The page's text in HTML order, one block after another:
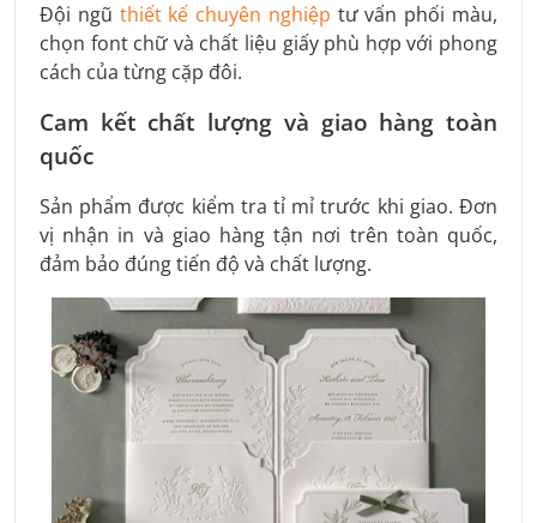
Đội ngũ thiết kế chuyên nghiệp tư vấn phối màu,
chọn font chữ và chất liệu giấy phù hợp với phong
cách của từng cặp đôi.
Cam kết chất lượng và giao hàng toàn
quốc
Sản phẩm được kiểm tra tỉ mỉ trước khi giao. Đơn
vị nhận in và giao hàng tận nơi trên toàn quốc,
đảm bảo đúng tiến độ và chất lượng.